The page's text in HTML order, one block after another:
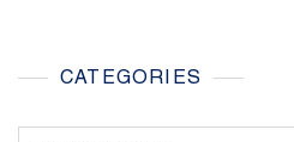
CATEGORIES